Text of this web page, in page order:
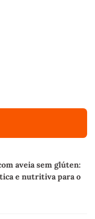
aveia sem glúten:
e nutritiva para o